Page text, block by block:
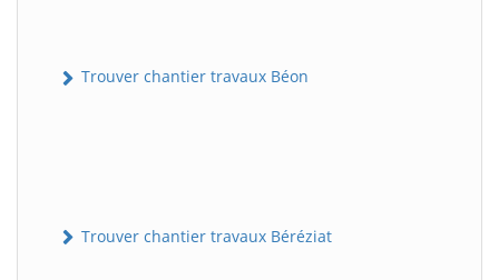
Trouver chantier travaux Béon
Trouver chantier travaux Béréziat